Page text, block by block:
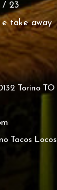
/ 23
take away
Torino TO
Tacos Locos